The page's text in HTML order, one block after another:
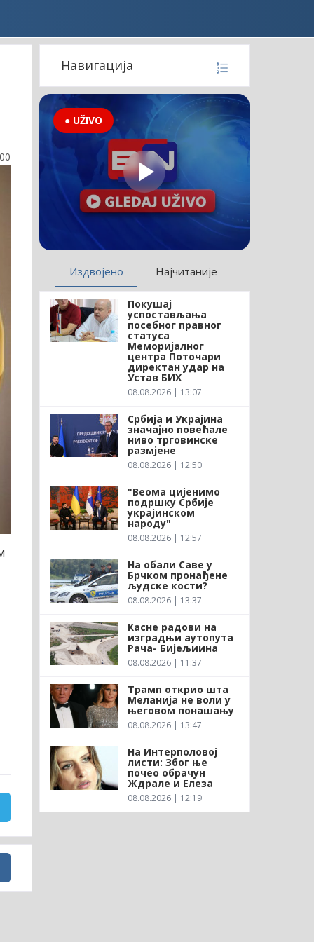
Навигација
● UŽIVO
Издвојено Најчитаније
Покушај
успостављања
посебног правног
статуса
Меморијалног
центра Поточари
директан удар на
Устав БИХ
08.08.2026 | 13:07
Србија и Украјина
значајно повећале
ниво трговинске
размјене
08.08.2026 | 12:50
"Веома цијенимо
подршку Србије
украјинском
народу"
08.08.2026 | 12:57
На обали Саве у
Брчком пронађене
људске кости?
08.08.2026 | 13:37
Касне радови на
изградњи аутопута
Рача- Бијељиина
08.08.2026 | 11:37
Трамп открио шта
Меланија не воли у
његовом понашању
08.08.2026 | 13:47
На Интерполовој
листи: Због ње
почео обрачун
Ждрале и Елеза
08.08.2026 | 12:19